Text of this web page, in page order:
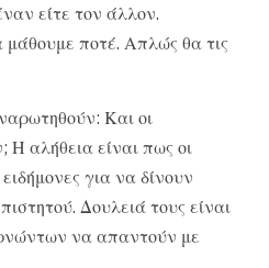
είτε τον άλλον.
μάθουμε ποτέ. Απλώς θα τις
Και οι
Η αλήθεια είναι πως οι
για να δίνουν
Δουλειά τους είναι
να απαντούν με